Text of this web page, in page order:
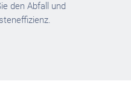
den Abfall und